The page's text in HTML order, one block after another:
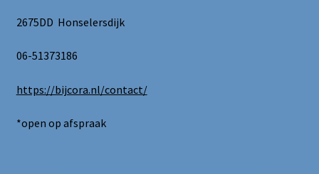
2675DD Honselersdijk
06-51373186
https://bijcora.nl/contact/
*open op afspraak